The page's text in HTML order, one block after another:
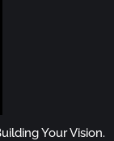
Your Vision.